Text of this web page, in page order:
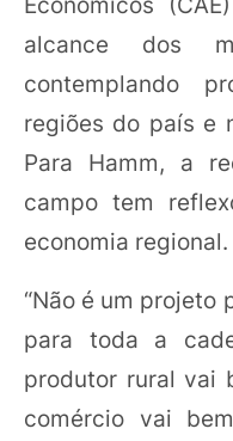
alcance dos
contemplando
regiões do país e
Para Hamm, a
campo tem
economia regional.
“Não é um projeto
para toda a
produtor rural vai
comércio vai